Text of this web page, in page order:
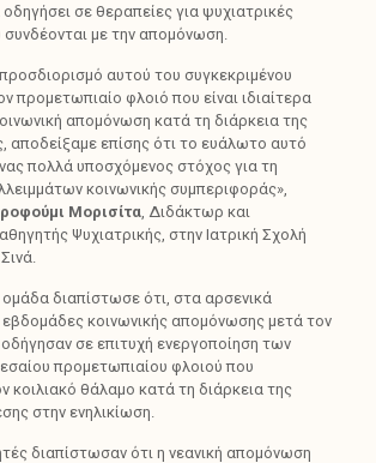
σε θεραπείες για ψυχιατρικές
με την απομόνωση.
αυτού του συγκεκριμένου
προμετωπιαίο φλοιό που είναι ιδιαίτερα
απομόνωση κατά τη διάρκεια της
αποδείξαμε επίσης ότι το ευάλωτο αυτό
πολλά υποσχόμενος στόχος για τη
κοινωνικής συμπεριφοράς»,
Μορισίτα, Διδάκτωρ και
Ψυχιατρικής, στην Ιατρική Σχολή
ομάδα διαπίστωσε ότι, στα αρσενικά
εβδομάδες κοινωνικής απομόνωσης μετά τον
σε επιτυχή ενεργοποίηση των
προμετωπιαίου φλοιού που
κοιλιακό θάλαμο κατά τη διάρκεια της
στην ενηλικίωση.
διαπίστωσαν ότι η νεανική απομόνωση